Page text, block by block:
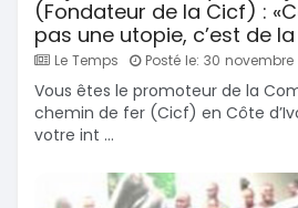
(Fondateur de la Cicf) :
pas une utopie, c’est de
Le Temps Posté le: 30 novembre
Vous êtes le promoteur de la
chemin de fer (Cicf) en Côte
votre int ...